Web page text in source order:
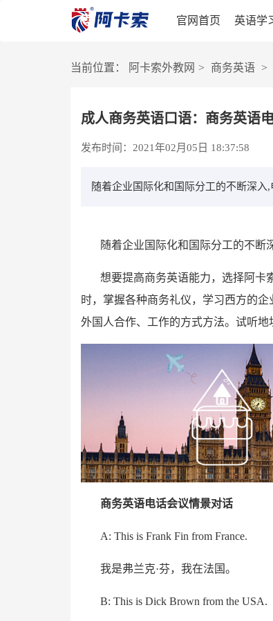
官网首页 英语学
当前位置： 阿卡索外教网 > 商务英语 >
成人商务英语口语：商务英语
发布时间：2021年02月05日 18:37:58
随着企业国际化和国际分工的不断深入
随着企业国际化和国际分工的不断
想要提高商务英语能力，选择阿卡
时，掌握各种商务礼仪，学习西方的
外国人合作、工作的方式方法。试听地
商务英语电话会议情景对话
A: This is Frank Fin from France.
我是弗兰克·芬，我在法国。
B: This is Dick Brown from the USA.